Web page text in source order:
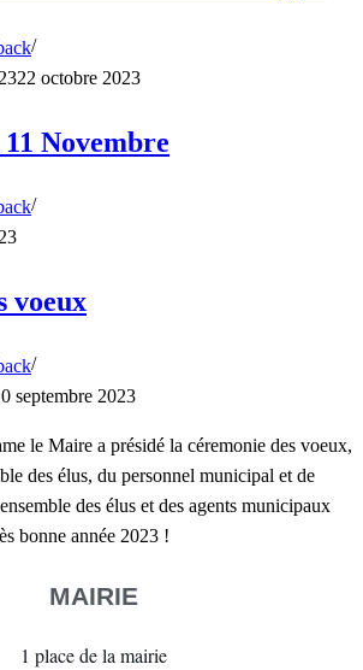
22 octobre 2023
Novembre
voeux
septembre 2023
le Maire a présidé la céremonie des voeux,
des élus, du personnel municipal et de
des élus et des agents municipaux
bonne année 2023 !
MAIRIE
1 place de la mairie